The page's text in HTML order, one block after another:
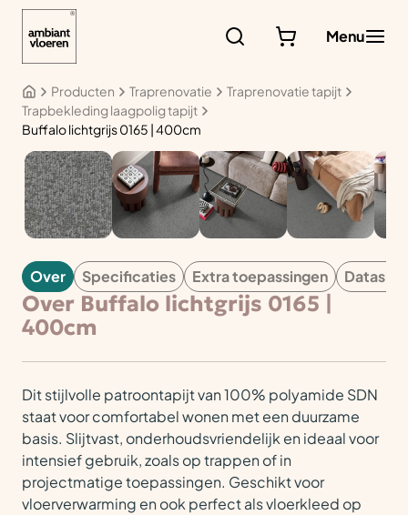
Menu
Producten Traprenovatie
Traprenovatie tapijt
Trapbekleding laagpolig tapijt
Buffalo lichtgrijs 0165 | 400cm
TAPIJT
Over Specificaties Extra toepassingen
Over Buffalo lichtgrijs 0165 |
400cm
Dit stijlvolle patroontapijt van 100% polyamide SDN
staat voor comfortabel wonen met een duurzame
basis. Slijtvast, onderhoudsvriendelijk en ideaal voor
intensief gebruik, zoals op trappen of in
projectmatige toepassingen. Geschikt voor
vloerverwarming en ook perfect als vloerkleed op